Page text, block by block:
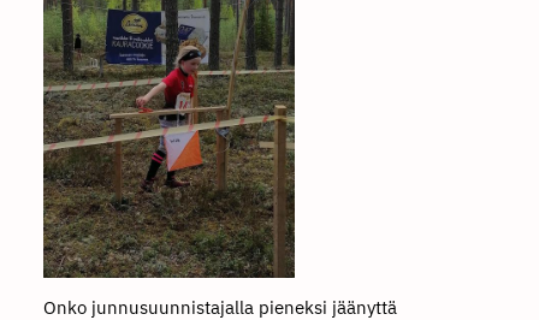
Onko junnusuunnistajalla pieneksi jäänyttä